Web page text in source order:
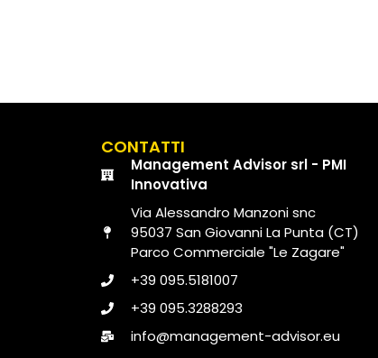
CONTATTI
Management Advisor srl - PMI
Innovativa
Via Alessandro Manzoni snc
95037 San Giovanni La Punta (CT)
Parco Commerciale "Le Zagare"
+39 095.5181007
+39 095.3288293
info@management-advisor.eu